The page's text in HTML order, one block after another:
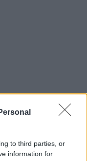
to third parties, or
information for